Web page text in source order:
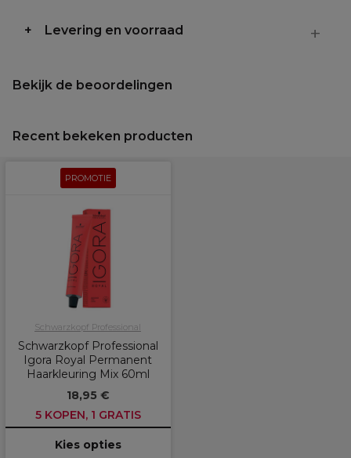
Levering en voorraad
Bekijk de beoordelingen
Recent bekeken producten
PROMOTIE
Schwarzkopf Professional
Schwarzkopf Professional
Igora Royal Permanent
Haarkleuring Mix 60ml
18,95 €
5 KOPEN, 1 GRATIS
Kies opties